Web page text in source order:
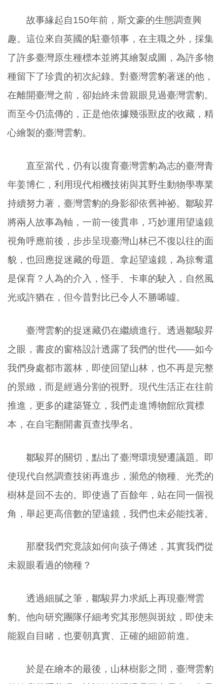
故事緣起自150年前，斯文豪的生態調查興
趣。這位來自英國的駐臺領事，在主職之外，採集
了許多臺灣原生種標本並將其繪製成圖，為許多物
種留下了珍貴的初次紀錄。對臺灣雲豹著迷的他，
在離開臺灣之前，卻始終未曾親眼見過臺灣雲豹。
而至今仍流傳的，正是他依據幾張獸皮的收藏，精
心繪製的臺灣雲豹。
直至當代，仍有以復育臺灣雲豹為志的臺灣青
年姜博仁，利用現代相機技術與其野生動物學專業
持續努力著，臺灣雲豹的身影卻依舊神祕。鄒駿昇
將兩人故事為軸，一前一後貫串，巧妙運用望遠鏡
視角呼應前後，步步呈現臺灣山林已不復以往的面
貌，也回應捉迷藏的母題。拿起望遠鏡，為掠奪還
是保育？人為的介入，怪手、卡車的駛入，自然風
光或許猶在，但今昔對比已令人不勝唏噓。
臺灣雲豹的捉迷藏仍在繼續進行。透過鄒駿昇
之眼，書皮的窗格設計透露了我們的世代——如今
我們身處都市叢林，即使回望山林，也不再是完整
的景緻，而是經過分割的視野。現代生活正在往前
推進，更多的建築聳立，我們走進博物館欣賞標
本，在自宅翻開書頁查找學名。
鄒駿昇的關切，點出了臺灣環境變遷議題。即
使現代自然調查技術再進步，瀕危的物種、光禿的
樹林是回不去的。即使過了百餘年，站在同一個視
角，舉起更高倍數的望遠鏡，我們也未必能找著。
那麼我們究竟該如何向孩子傳述，其實我們從
未親眼看過的物種？
透過細膩之筆，鄒駿昇力求紙上再現臺灣雲
豹。他向研究團隊仔細考究其形態與斑紋，即使未
能親自目睹，也要朝真實、正確的細節前進。
於是在繪本的最後，山林樹影之間，臺灣雲豹